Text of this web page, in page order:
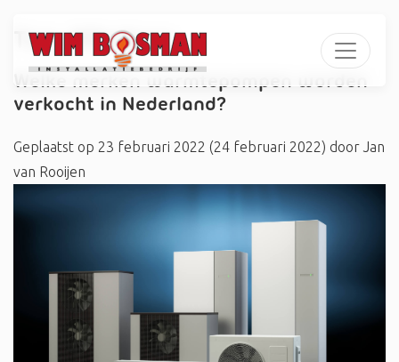
Tag:#Radson
Welke merken warmtepompen worden
verkocht in Nederland?
Geplaatst op 23 februari 2022 (24 februari 2022) door Jan
van Rooijen